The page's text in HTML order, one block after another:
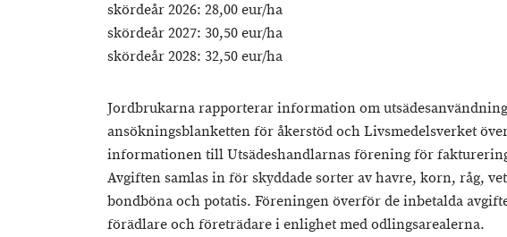
skördeår 2026: 28,00 eur/ha
skördeår 2027: 30,50 eur/ha
skördeår 2028: 32,50 eur/ha
Jordbrukarna rapporterar information om
ansökningsblanketten för åkerstöd och Livsmedelsverket
informationen till Utsädeshandlarnas förening för
Avgiften samlas in för skyddade sorter av havre, korn, råg,
bondböna och potatis. Föreningen överför de inbetalda
förädlare och företrädare i enlighet med odlingsarealerna.